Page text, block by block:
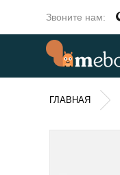
Звоните нам:
ГЛАВНАЯ